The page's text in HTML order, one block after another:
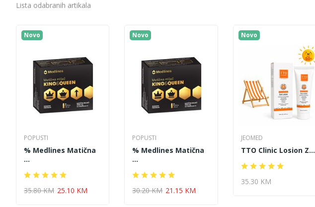
Lista odabranih artikala
Novo
POPUSTI
% Medlines Matična
...
35.80 KM 25.10 KM
Novo
POPUSTI
% Medlines Matična
...
30.20 KM 21.15 KM
Novo
JEOMED
TTO Clinic Losion Z...
35.30 KM